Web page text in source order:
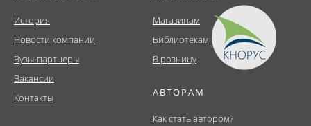
История
Новости компании
Вузы-партнеры
Вакансии
Контакты
Магазинам
Библиотекам
В розницу
АВТОРАМ
Как стать автором?